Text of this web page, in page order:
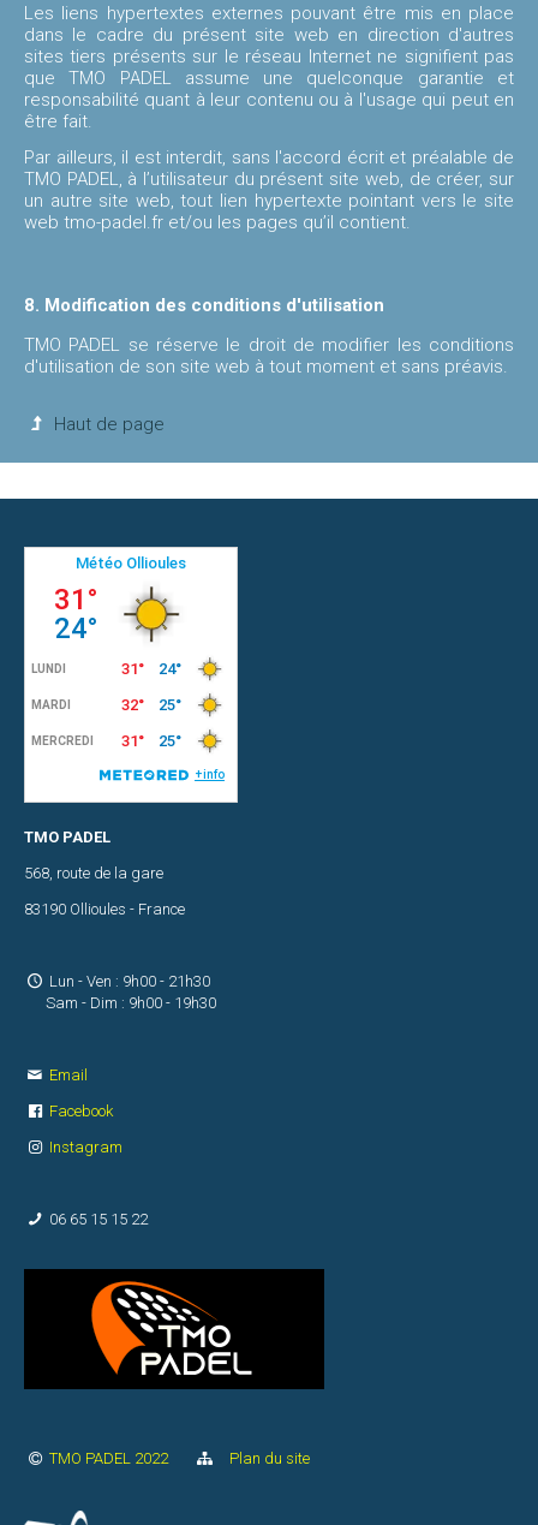
Les liens hypertextes externes pouvant être mis en place
dans le cadre du présent site web en direction d'autres
sites tiers présents sur le réseau Internet ne signifient pas
que TMO PADEL assume une quelconque garantie et
responsabilité quant à leur contenu ou à l'usage qui peut en
être fait.
Par ailleurs, iI est interdit, sans l'accord écrit et préalable de
TMO PADEL, à l’utilisateur du présent site web, de créer, sur
un autre site web, tout lien hypertexte pointant vers le site
web tmo-padel.fr et/ou les pages qu’il contient.
8. Modification des conditions d'utilisation
TMO PADEL se réserve le droit de modifier les conditions
d'utilisation de son site web à tout moment et sans préavis.
Haut de page
TMO PADEL
568, route de la gare
83190 Ollioules - France
Lun - Ven : 9h00 - 21h30
Sam - Dim : 9h00 - 19h30
Email
Facebook
Instagram
06 65 15 15 22
TMO PADEL 2022 Plan du site